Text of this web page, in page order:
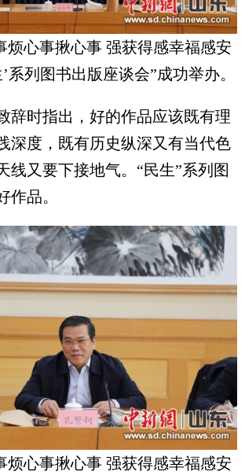
烦心事揪心事 强获得感幸福感安
列图书出版座谈会”成功举办。
时指出，好的作品应该既有理
深度，既有历史纵深又有当代色
线又要下接地气。“民生”系列图
作品。
烦心事揪心事 强获得感幸福感安